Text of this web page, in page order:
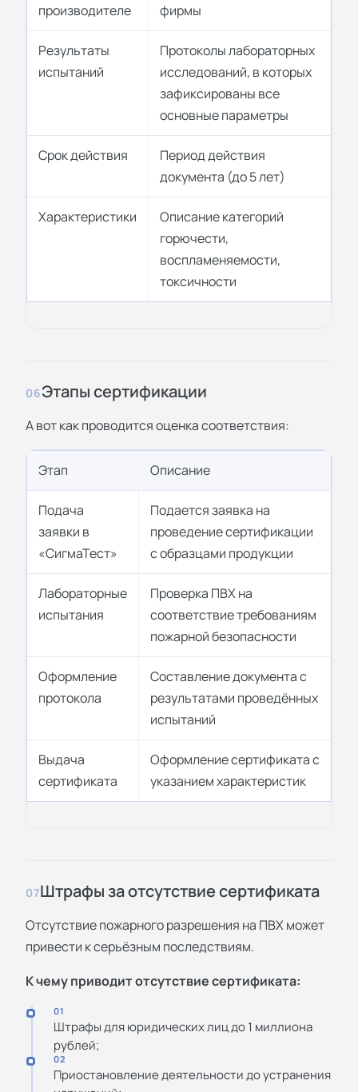
производителе
фирмы
Результаты
испытаний
Протоколы лабораторных
исследований, в которых
зафиксированы все
основные параметры
Срок действия
Период действия
документа (до 5 лет)
Характеристики
Описание категорий
горючести,
воспламеняемости,
токсичности
06Этапы сертификации
А вот как проводится оценка соответствия:
Этап Описание
Подача
заявки в
«СигмаТест»
Подается заявка на
проведение сертификации
с образцами продукции
Лабораторные
испытания
Проверка ПВХ на
соответствие требованиям
пожарной безопасности
Оформление
протокола
Составление документа с
результатами проведённых
испытаний
Выдача
сертификата
Оформление сертификата с
указанием характеристик
07Штрафы за отсутствие сертификата
Отсутствие пожарного разрешения на ПВХ может
привести к серьёзным последствиям.
К чему приводит отсутствие сертификата:
01
Штрафы для юридических лиц до 1 миллиона
рублей;
02
Приостановление деятельности до устранения